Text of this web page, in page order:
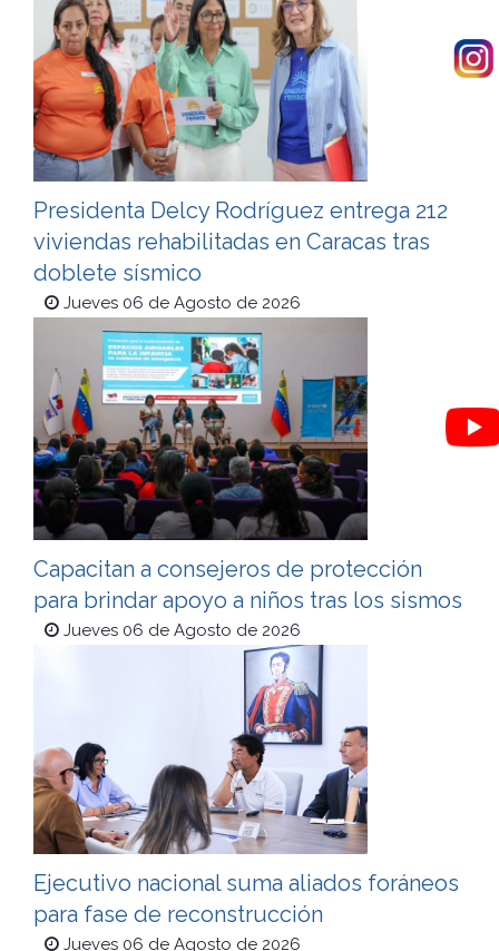
Presidenta Delcy Rodríguez entrega 212
viviendas rehabilitadas en Caracas tras
doblete sísmico
Jueves 06 de Agosto de 2026
Capacitan a consejeros de protección
para brindar apoyo a niños tras los sismos
Jueves 06 de Agosto de 2026
Ejecutivo nacional suma aliados foráneos
para fase de reconstrucción
Jueves 06 de Agosto de 2026